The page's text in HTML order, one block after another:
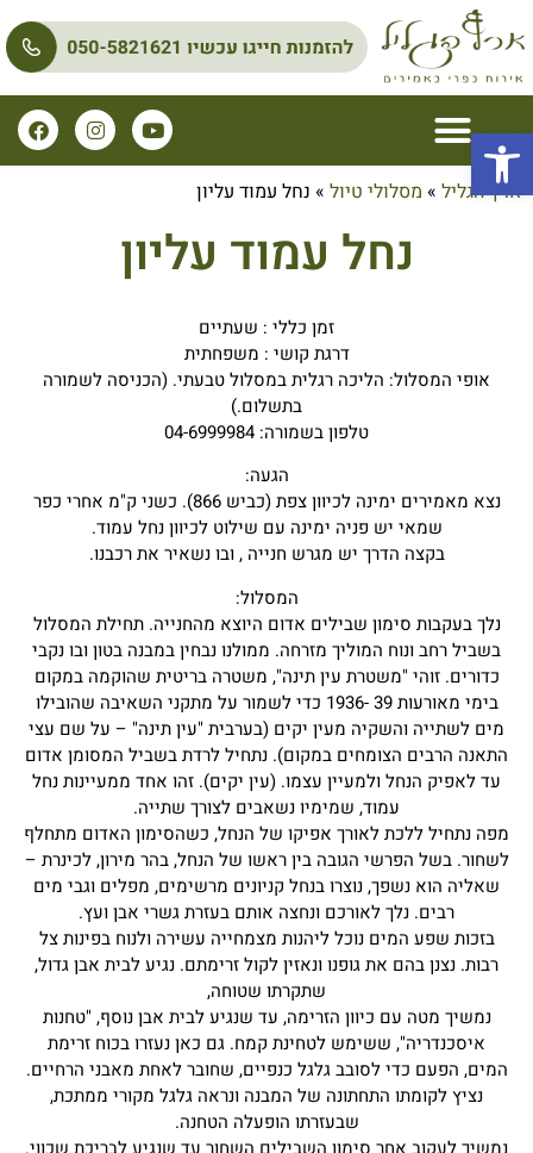
פתח סרגל נגישות
ארץ הגליל » מסלולי טיול » נחל עמוד עליון
נחל עמוד עליון
זמן כללי : שעתיים
דרגת קושי : משפחתית
אופי המסלול: הליכה רגלית במסלול טבעתי. (הכניסה לשמורה
בתשלום.)
טלפון בשמורה: 04-6999984
הגעה:
נצא מאמירים ימינה לכיוון צפת (כביש 866). כשני ק"מ אחרי כפר
שמאי יש פניה ימינה עם שילוט לכיוון נחל עמוד.
בקצה הדרך יש מגרש חנייה , ובו נשאיר את רכבנו.
המסלול:
נלך בעקבות סימון שבילים אדום היוצא מהחנייה. תחילת המסלול
בשביל רחב ונוח המוליך מזרחה. ממולנו נבחין במבנה בטון ובו נקבי
כדורים. זוהי "משטרת עין תינה", משטרה בריטית שהוקמה במקום
בימי מאורעות 39 -1936 כדי לשמור על מתקני השאיבה שהובילו
מים לשתייה והשקיה מעין יקים (בערבית "עין תינה" – על שם עצי
התאנה הרבים הצומחים במקום). נתחיל לרדת בשביל המסומן אדום
עד לאפיק הנחל ולמעיין עצמו. (עין יקים). זהו אחד ממעיינות נחל
עמוד, שמימיו נשאבים לצורך שתייה.
מפה נתחיל ללכת לאורך אפיקו של הנחל, כשהסימון האדום מתחלף
לשחור. בשל הפרשי הגובה בין ראשו של הנחל, בהר מירון, לכינרת –
שאליה הוא נשפך, נוצרו בנחל קניונים מרשימים, מפלים וגבי מים
רבים. נלך לאורכם ונחצה אותם בעזרת גשרי אבן ועץ.
בזכות שפע המים נוכל ליהנות מצמחייה עשירה ולנוח בפינות צל
רבות. נצנן בהם את גופנו ונאזין לקול זרימתם. נגיע לבית אבן גדול,
שתקרתו שטוחה,
נמשיך מטה עם כיוון הזרימה, עד שנגיע לבית אבן נוסף, "טחנות
איסכנדריה", ששימש לטחינת קמח. גם כאן נעזרו בכוח זרימת
המים, הפעם כדי לסובב גלגל כנפיים, שחובר לאחת מאבני הרחיים.
נציץ לקומתו התחתונה של המבנה ונראה גלגל מקורי ממתכת,
שבעזרתו הופעלה הטחנה.